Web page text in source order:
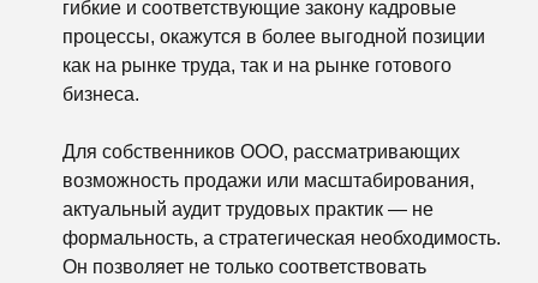
гибкие и соответствующие закону кадровые
процессы, окажутся в более выгодной позиции
как на рынке труда, так и на рынке готового
бизнеса.
Для собственников ООО, рассматривающих
возможность продажи или масштабирования,
актуальный аудит трудовых практик — не
формальность, а стратегическая необходимость.
Он позволяет не только соответствовать